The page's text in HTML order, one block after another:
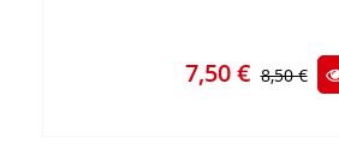
7,50 € 8,50 €